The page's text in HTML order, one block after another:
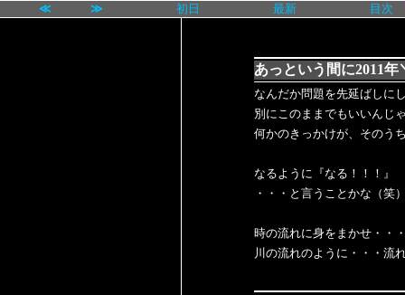
≪ ≫ 初日 最新 目次
あっという間に2011年
なんだか問題を先延ばしに
別にこのままでもいいんじ
何かのきっかけが、そのう
なるように『なる！！！』
・・・と言うことかな（笑
時の流れに身をまかせ・・
川の流れのように・・・流